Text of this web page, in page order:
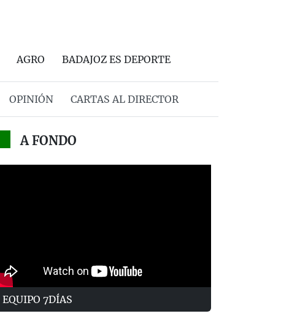
AGRO BADAJOZ ES DEPORTE
OPINIÓN CARTAS AL DIRECTOR
A FONDO
EQUIPO 7DÍAS